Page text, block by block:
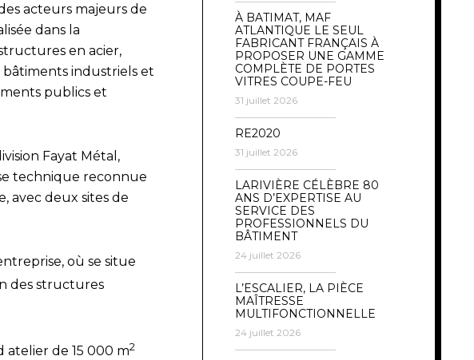
acteurs majeurs de
dans la
en acier,
bâtiments industriels et
publics et
Fayat Métal,
technique reconnue
avec deux sites de
où se situe
des structures
atelier de 15 000 m2
À BATIMAT, MAF
ATLANTIQUE LE SEUL
FABRICANT FRANÇAIS À
PROPOSER UNE GAMME
COMPLÈTE DE PORTES
VITRES COUPE-FEU
31 juillet 2026
RE2020
31 juillet 2026
LARIVIÈRE CÉLÈBRE 80
ANS D’EXPERTISE AU
SERVICE DES
PROFESSIONNELS DU
BÂTIMENT
24 juillet 2026
L’ESCALIER, LA PIÈCE
MAÎTRESSE
MULTIFONCTIONNELLE
24 juillet 2026